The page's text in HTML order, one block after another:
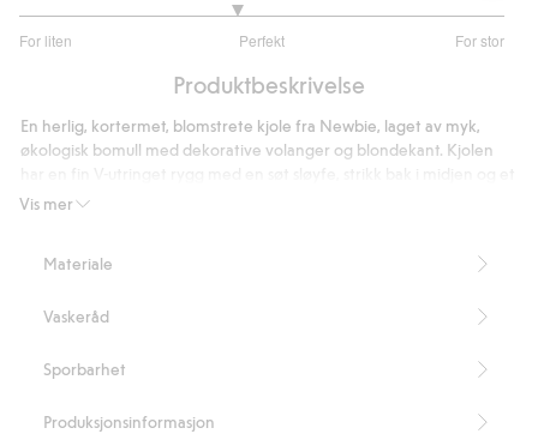
For liten Perfekt For stor
av
55
stemmer
Produktbeskrivelse
Vis mer
En herlig, kortermet, blomstrete kjole fra Newbie, laget av myk,
økologisk bomull med dekorative volanger og blondekant. Kjolen
mykt fôr. Kan matches søtt med mor og søsken.
Organic cotton
Materiale
Vaskeråd
Sporbarhet
Produksjonsinformasjon